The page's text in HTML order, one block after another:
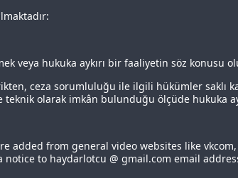
veya hukuka aykırı bir faaliyetin söz konusu
ceza sorumluluğu ile ilgili hükümler saklı
olarak imkân bulunduğu ölçüde hukuka
added from general video websites like
notice to haydarlotcu @ gmail.com email